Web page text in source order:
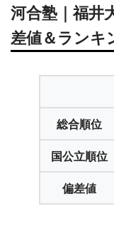
河合塾｜福井
差値＆ランキ
総合順位
国公立順位
偏差値